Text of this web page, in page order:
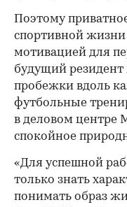
Поэтому
спортивной жизни
мотивацией для
будущий резидент
пробежки вдоль
футбольные
в деловом центре
спокойное
«Для успешной
только знать
понимать образ